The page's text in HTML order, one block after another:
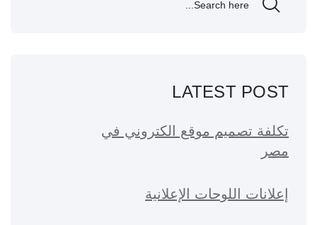
LATEST POST
تكلفة تصميم موقع الكتروني في
مصر
إعلانات اللوحات الإعلانية